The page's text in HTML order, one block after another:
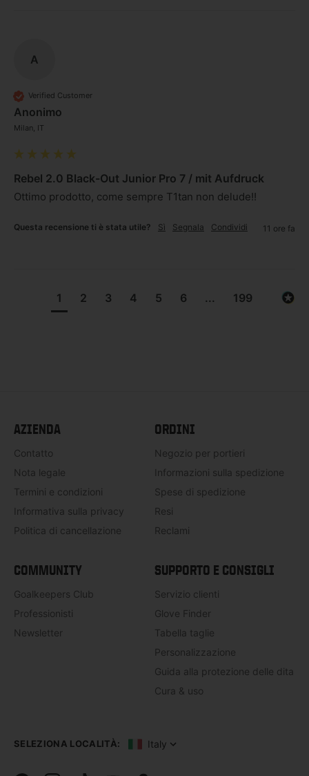
A
Verified Customer
Anonimo
Milan, IT
Rebel 2.0 Black-Out Junior Pro 7 / mit Aufdruck
Ottimo prodotto, come sempre T1tan non delude!!
Questa recensione ti è stata utile? Sì Segnala Condividi 11 ore fa
1 2 3 4 5 6 ... 199
AZIENDA
Contatto
Nota legale
Termini e condizioni
Informativa sulla privacy
Politica di cancellazione
ORDINI
Negozio per portieri
Informazioni sulla spedizione
Spese di spedizione
Resi
Reclami
COMMUNITY
Goalkeepers Club
Professionisti
Newsletter
SUPPORTO E CONSIGLI
Servizio clienti
Glove Finder
Tabella taglie
Personalizzazione
Guida alla protezione delle dita
Cura & uso
SELEZIONA LOCALITÀ: Italy